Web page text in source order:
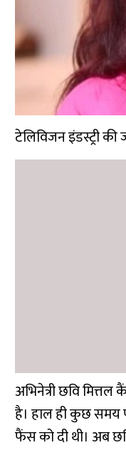
टेलिविजन इंडस्ट्री
अभिनेत्री छवि
है। हाल ही कुछ समय
फैंस को दी थी। अब